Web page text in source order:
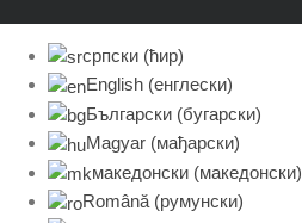
српски (ћир)
English (енглески)
Български (бугарски)
Magyar (мађарски)
македонски (македонски)
Română(румунски)